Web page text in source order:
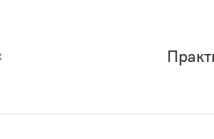
Главное